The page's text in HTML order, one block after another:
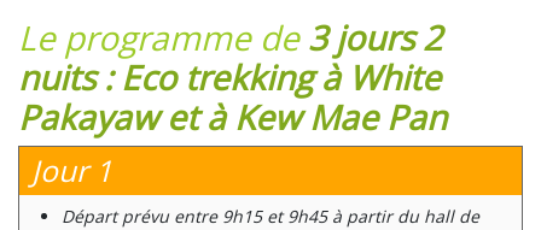
Le programme de3 jours 2
nuits : Eco trekking à White
Pakayaw et à Kew Mae Pan
Jour 1
Départ prévu entre 9h15 et 9h45 à partir du hall de